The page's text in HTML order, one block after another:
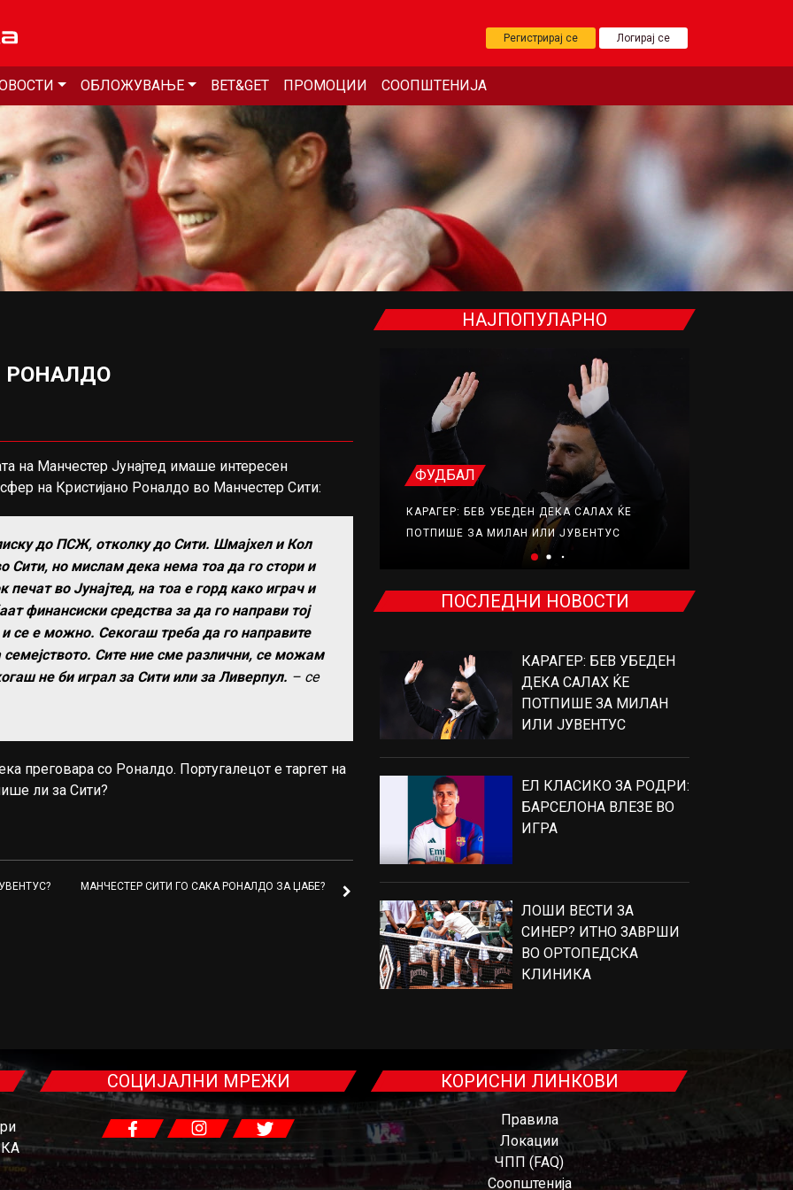
Регистрирај се Логирај се
ОБЛОЖУВАЊЕ BET&GET ПРОМОЦИИ СООПШТЕНИЈА
РОНАЛДО
на Манчестер Јунајтед имаше интересен
на Кристијано Роналдо во Манчестер Сити:
до ПСЖ, отколку до Сити. Шмајхел и Кол
Сити, но мислам дека нема тоа да го стори и
во Јунајтед, на тоа е горд како играч и
финансиски средства за да го направи тој
се е можно. Секогаш треба да го направите
семејството. Сите ние сме различни, се можам
не би играл за Сити или за Ливерпул. – се
преговара со Роналдо. Португалецот е таргет на
ли за Сити?
МАНЧЕСТЕР СИТИ ГО САКА РОНАЛДО ЗА ЏАБЕ?
НАЈПОПУЛАРНО
ТЕНИС ФУДБАЛ
КАРАГЕР: БЕВ УБЕДЕН ДЕКА САЛАХ ЌЕ
ПОТПИШЕ ЗА МИЛАН ИЛИ ЈУВЕНТУС
ПОСЛЕДНИ НОВОСТИ
КАРАГЕР: БЕВ УБЕДЕН
ДЕКА САЛАХ ЌЕ
ПОТПИШЕ ЗА МИЛАН
ИЛИ ЈУВЕНТУС
ЕЛ КЛАСИКО ЗА РОДРИ:
БАРСЕЛОНА ВЛЕЗЕ ВО
ИГРА
ЛОШИ ВЕСТИ ЗА
СИНЕР? ИТНО ЗАВРШИ
ВО ОРТОПЕДСКА
КЛИНИКА
СОЦИЈАЛНИ МРЕЖИ КОРИСНИ ЛИНКОВИ
Правила
Локации
ЧПП (FAQ)
Соопштенија